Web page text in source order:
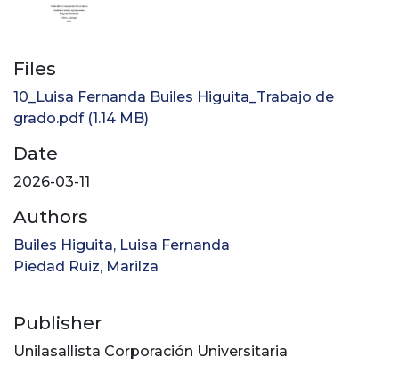
Files
10_Luisa Fernanda Builes Higuita_Trabajo de
grado.pdf(1.14 MB)
Date
2026-03-11
Authors
Builes Higuita, Luisa Fernanda
Piedad Ruiz, Marilza
Publisher
Unilasallista Corporación Universitaria